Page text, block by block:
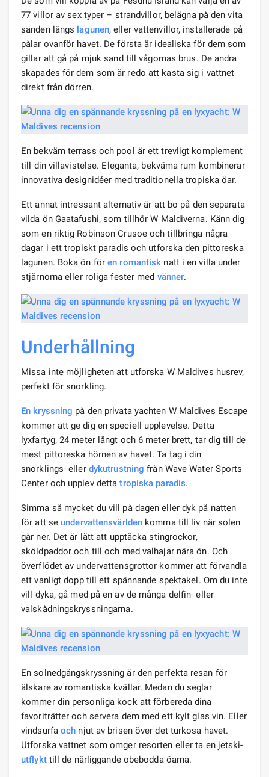
77 villor av sex typer – strandvillor, belägna på den vita
sanden längs lagunen, eller vattenvillor, installerade på
pålar ovanför havet. De första är idealiska för dem som
gillar att gå på mjuk sand till vågornas brus. De andra
skapades för dem som är redo att kasta sig i vattnet
direkt från dörren.
En bekväm terrass och pool är ett trevligt komplement
till din villavistelse. Eleganta, bekväma rum kombinerar
innovativa designidéer med traditionella tropiska öar.
Ett annat intressant alternativ är att bo på den separata
vilda ön Gaatafushi, som tillhör W Maldiverna. Känn dig
som en riktig Robinson Crusoe och tillbringa några
dagar i ett tropiskt paradis och utforska den pittoreska
lagunen. Boka ön fören romantisk natt i en villa under
stjärnorna eller roliga fester med vänner.
Underhållning
Missa inte möjligheten att utforska W Maldives husrev,
perfekt för snorkling.
En kryssning på den privata yachten W Maldives Escape
kommer att ge dig en speciell upplevelse. Detta
lyxfartyg, 24 meter långt och 6 meter brett, tar dig till de
mest pittoreska hörnen av havet. Ta tag i din
snorklings- eller dykutrustning från Wave Water Sports
Center och upplev dettatropiska paradis.
Simma så mycket du vill på dagen eller dyk på natten
för att seundervattensvärlden komma till liv när solen
går ner. Det är lätt att upptäcka stingrockor,
sköldpaddor och till och med valhajar nära ön. Och
överflödet av undervattensgrottor kommer att förvandla
ett vanligt dopp till ett spännande spektakel. Om du inte
vill dyka, gå med på en av de många delfin- eller
valskådningskryssningarna.
En solnedgångskryssning är den perfekta resan för
älskare av romantiska kvällar. Medan du seglar
kommer din personliga kock att förbereda dina
favoriträtter och servera dem med ett kylt glas vin. Eller
vindsurfa och njut av brisen över det turkosa havet.
Utforska vattnet som omger resorten eller ta en jetski-
utflykttill de närliggande obebodda öarna.